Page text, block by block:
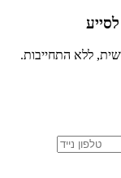
ללא התחייבות.